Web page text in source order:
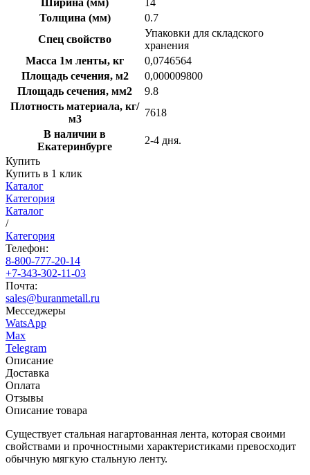
Толщина (мм)
0.7
Спец свойство
Упаковки для складского
хранения
Масса 1м ленты, кг
0,0746564
Площадь сечения, м2
0,000009800
Площадь сечения, мм2
9.8
Плотность материала, кг/
м3
7618
В наличии в
Екатеринбурге
2-4 дня.
Купить
Купить в 1 клик
Каталог
Категория
Каталог
/
Категория
Телефон:
8-800-777-20-14
+7-343-302-11-03
Почта:
sales@buranmetall.ru
Месседжеры
WatsApp
Max
Telegram
Описание
Доставка
Оплата
Отзывы
Описание товара
Существует стальная нагартованная лента, которая своими
свойствами и прочностными характеристиками превосходит
обычную мягкую стальную ленту.